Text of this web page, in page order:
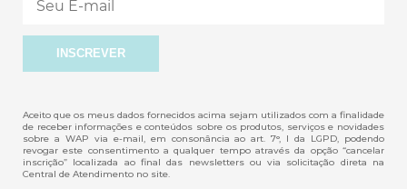
Aceito que os meus dados fornecidos acima sejam utilizados com a finalidade
de receber informações e conteúdos sobre os produtos, serviços e novidades
sobre a WAP via e-mail, em consonância ao art. 7°, I da LGPD, podendo
revogar este consentimento a qualquer tempo através da opção “cancelar
inscrição” localizada ao final das newsletters ou via solicitação direta na
Central de Atendimento no site.